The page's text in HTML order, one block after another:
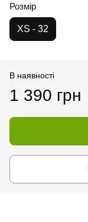
Розмір
XS - 32
В наявності
1 390 грн